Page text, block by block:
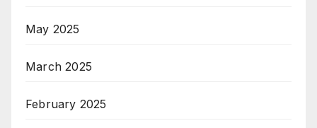
May 2025
March 2025
February 2025